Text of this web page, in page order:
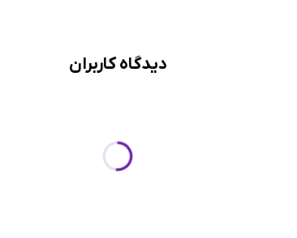
دیدگاه کاربران